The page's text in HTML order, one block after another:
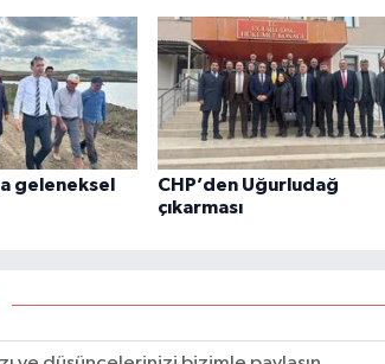
geleneksel
CHP’den Uğurludağ
çıkarması